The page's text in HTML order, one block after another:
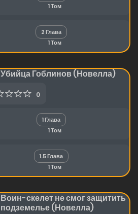
1 Том
2 Глава
1 Том
Убийца Гоблинов (Новелла)
0
1 Глава
1 Том
1.5 Глава
1 Том
Воин-скелет не смог защитить
подземелье (Новелла)